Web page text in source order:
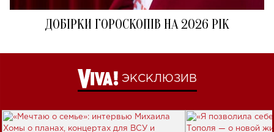
ДОБІРКИ ГОРОСКОПІВ НА 2026 РІК
ЭКСКЛЮЗИВ